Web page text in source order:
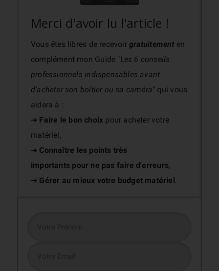
Merci d'avoir lu l'article !
Vous êtes libres de recevoirgratuitement en
complément mon Guide "Les 6 conseils
professionnels indispensables avant
d'acheter son boîtier ou sa caméra" qui vous
aidera à :
➜ Faire le bon choix pour acheter votre
matériel,
➜ Connaître les points très
importants pour ne pas faire d'erreurs,
➜ Gérer au mieux votre budget matériel